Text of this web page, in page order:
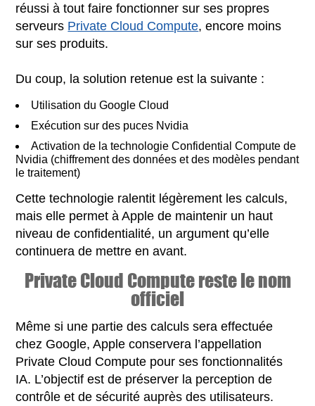
réussi à tout faire fonctionner sur ses propres
serveurs Private Cloud Compute, encore moins
sur ses produits.
Du coup, la solution retenue est la suivante :
Utilisation du Google Cloud
Exécution sur des puces Nvidia
Activation de la technologie Confidential Compute de
Nvidia (chiffrement des données et des modèles pendant
le traitement)
Cette technologie ralentit légèrement les calculs,
mais elle permet à Apple de maintenir un haut
niveau de confidentialité, un argument qu’elle
continuera de mettre en avant.
Private Cloud Compute reste le nom
officiel
Même si une partie des calculs sera effectuée
chez Google, Apple conservera l’appellation
Private Cloud Compute pour ses fonctionnalités
IA. L’objectif est de préserver la perception de
contrôle et de sécurité auprès des utilisateurs.